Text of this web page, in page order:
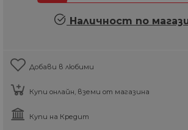
Наличност по
Добави в любими
Купи онлайн, вземи от магазина
Купи на Кредит